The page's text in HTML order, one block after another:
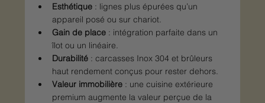
Esthétique : lignes plus épurées qu’un
appareil posé ou sur chariot.
Gain de place : intégration parfaite dans un
îlot ou un linéaire.
Durabilité : carcasses Inox 304 et brûleurs
haut rendement conçus pour rester dehors.
Valeur immobilière : une cuisine extérieure
premium augmente la valeur perçue de la